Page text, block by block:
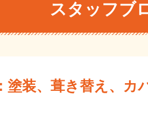
スタッフブ
塗装、葺き替え、カ